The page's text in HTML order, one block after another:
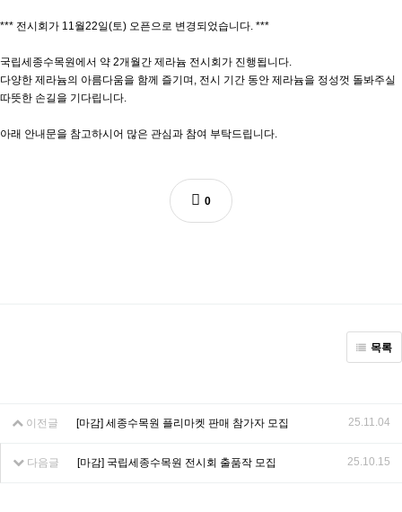
*** 전시회가 11월22일(토) 오픈으로 변경되었습니다. ***
국립세종수목원에서 약 2개월간 제라늄 전시회가 진행됩니다.
다양한 제라늄의 아름다움을 함께 즐기며, 전시 기간 동안 제라늄을 정성껏 돌봐주실
따뜻한 손길을 기다립니다.
아래 안내문을 참고하시어 많은 관심과 참여 부탁드립니다.
0
목록
이전글 [마감] 세종수목원 플리마켓 판매 참가자 모집 25.11.04
다음글 [마감] 국립세종수목원 전시회 출품작 모집 25.10.15